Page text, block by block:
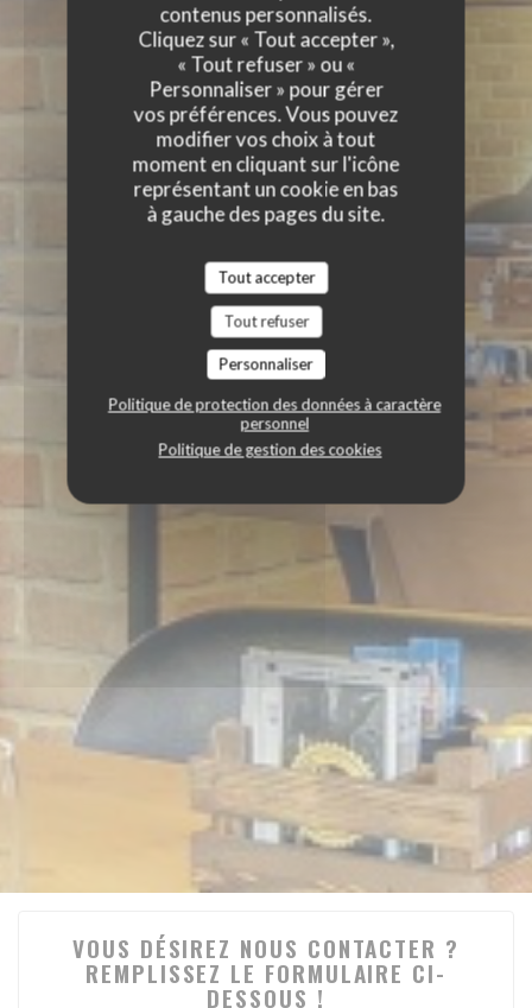
contenus personnalisés.
Cliquez sur « Tout accepter »,
« Tout refuser » ou «
Personnaliser » pour gérer
vos préférences. Vous pouvez
modifier vos choix à tout
moment en cliquant sur l'icône
représentant un cookie en bas
à gauche des pages du site.
Tout accepter
Tout refuser
Personnaliser
Politique de protection des données à caractère
personnel
Politique de gestion des cookies
VOUS DÉSIREZ NOUS CONTACTER ?
REMPLISSEZ LE FORMULAIRE CI-
DESSOUS !